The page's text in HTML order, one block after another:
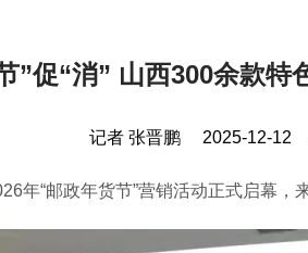
”促“消” 山西300余款
记者 张晋鹏 2025-12-12
“邮政年货节”营销活动正式启幕，